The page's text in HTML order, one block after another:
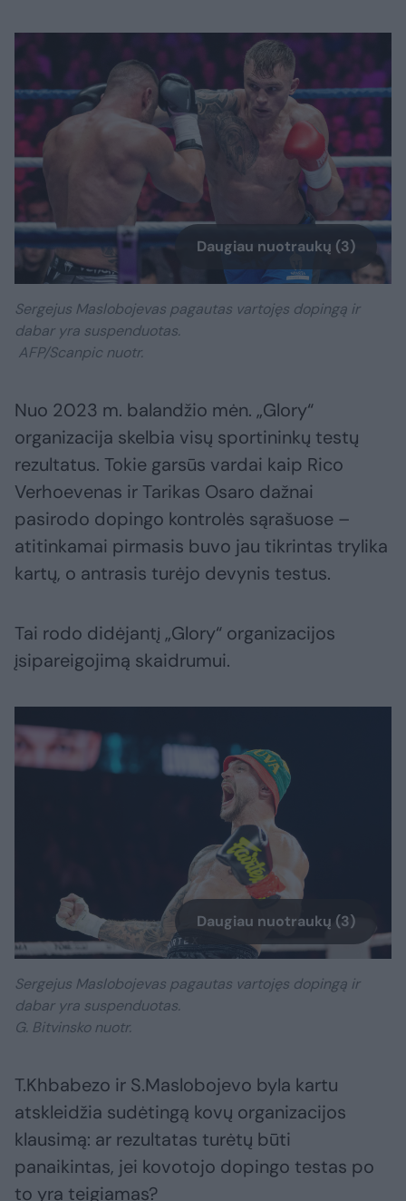
Daugiau nuotraukų (3)
Sergejus Maslobojevas pagautas vartojęs dopingą ir
dabar yra suspenduotas.
AFP/Scanpic nuotr.
Nuo 2023 m. balandžio mėn. „Glory“
organizacija skelbia visų sportininkų testų
rezultatus. Tokie garsūs vardai kaip Rico
Verhoevenas ir Tarikas Osaro dažnai
pasirodo dopingo kontrolės sąrašuose –
atitinkamai pirmasis buvo jau tikrintas trylika
kartų, o antrasis turėjo devynis testus.
Tai rodo didėjantį „Glory“ organizacijos
įsipareigojimą skaidrumui.
Daugiau nuotraukų (3)
Sergejus Maslobojevas pagautas vartojęs dopingą ir
dabar yra suspenduotas.
G. Bitvinsko nuotr.
T.Khbabezo ir S.Maslobojevo byla kartu
atskleidžia sudėtingą kovų organizacijos
klausimą: ar rezultatas turėtų būti
panaikintas, jei kovotojo dopingo testas po
to yra teigiamas?